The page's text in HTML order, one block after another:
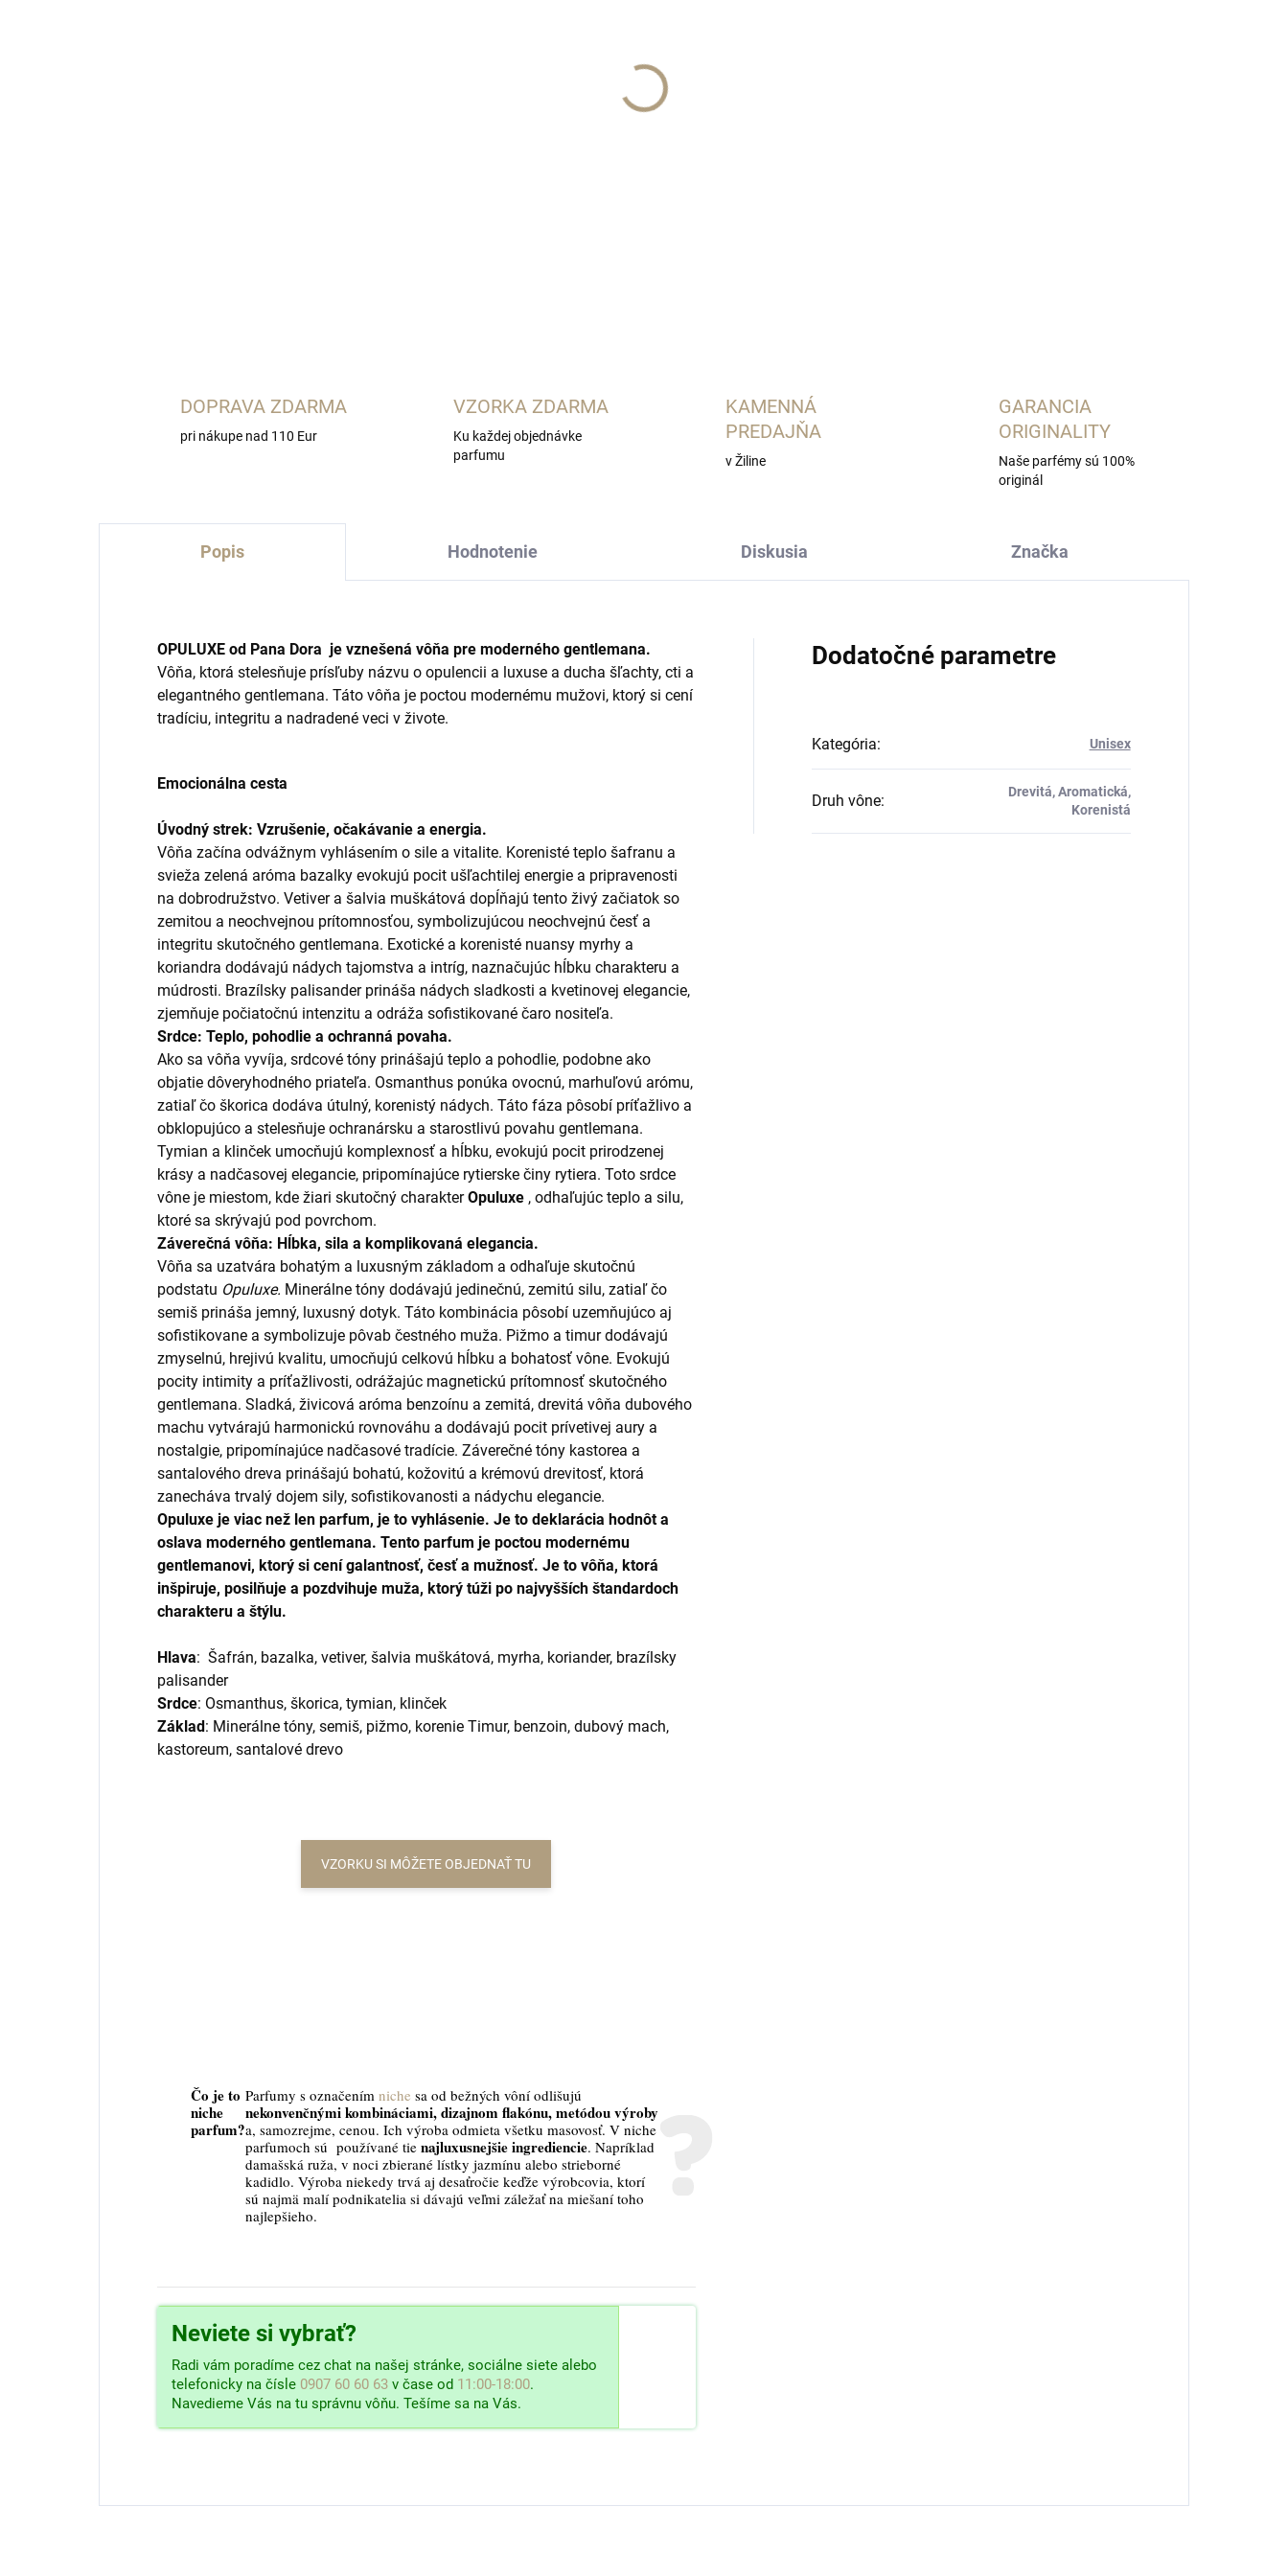
DETAILNÉ INFORMÁCIE
DOPRAVA ZDARMA
pri nákupe nad 110 Eur
VZORKA ZDARMA
Ku každej objednávke
parfumu
KAMENNÁ
PREDAJŇA
v Žiline
GARANCIA
ORIGINALITY
Naše parfémy sú 100%
originál
Popis Hodnotenie Diskusia Značka
OPULUXE od Pana Dora je vznešená vôňa pre moderného gentlemana.
Vôňa, ktorá stelesňuje prísľuby názvu o opulencii a luxuse a ducha šľachty, cti a
elegantného gentlemana. Táto vôňa je poctou modernému mužovi, ktorý si cení
tradíciu, integritu a nadradené veci v živote.
Emocionálna cesta
Úvodný strek: Vzrušenie, očakávanie a energia.
Vôňa začína odvážnym vyhlásením o sile a vitalite. Korenisté teplo šafranu a
svieža zelená aróma bazalky evokujú pocit ušľachtilej energie a pripravenosti
na dobrodružstvo. Vetiver a šalvia muškátová dopĺňajú tento živý začiatok so
zemitou a neochvejnou prítomnosťou, symbolizujúcou neochvejnú česť a
integritu skutočného gentlemana. Exotické a korenisté nuansy myrhy a
koriandra dodávajú nádych tajomstva a intríg, naznačujúc hĺbku charakteru a
múdrosti. Brazílsky palisander prináša nádych sladkosti a kvetinovej elegancie,
zjemňuje počiatočnú intenzitu a odráža sofistikované čaro nositeľa.
Srdce: Teplo, pohodlie a ochranná povaha.
Ako sa vôňa vyvíja, srdcové tóny prinášajú teplo a pohodlie, podobne ako
objatie dôveryhodného priateľa. Osmanthus ponúka ovocnú, marhuľovú arómu,
zatiaľ čo škorica dodáva útulný, korenistý nádych. Táto fáza pôsobí príťažlivo a
obklopujúco a stelesňuje ochranársku a starostlivú povahu gentlemana.
Tymian a klinček umocňujú komplexnosť a hĺbku, evokujú pocit prirodzenej
krásy a nadčasovej elegancie, pripomínajúce rytierske činy rytiera. Toto srdce
vône je miestom, kde žiari skutočný charakter Opuluxe , odhaľujúc teplo a silu,
ktoré sa skrývajú pod povrchom.
Záverečná vôňa: Hĺbka, sila a komplikovaná elegancia.
Vôňa sa uzatvára bohatým a luxusným základom a odhaľuje skutočnú
podstatu Opuluxe. Minerálne tóny dodávajú jedinečnú, zemitú silu, zatiaľ čo
semiš prináša jemný, luxusný dotyk. Táto kombinácia pôsobí uzemňujúco aj
sofistikovane a symbolizuje pôvab čestného muža. Pižmo a timur dodávajú
zmyselnú, hrejivú kvalitu, umocňujú celkovú hĺbku a bohatosť vône. Evokujú
pocity intimity a príťažlivosti, odrážajúc magnetickú prítomnosť skutočného
gentlemana. Sladká, živicová aróma benzoínu a zemitá, drevitá vôňa dubového
machu vytvárajú harmonickú rovnováhu a dodávajú pocit prívetivej aury a
nostalgie, pripomínajúce nadčasové tradície. Záverečné tóny kastorea a
santalového dreva prinášajú bohatú, kožovitú a krémovú drevitosť, ktorá
zanecháva trvalý dojem sily, sofistikovanosti a nádychu elegancie.
Opuluxe je viac než len parfum, je to vyhlásenie. Je to deklarácia hodnôt a
oslava moderného gentlemana. Tento parfum je poctou modernému
gentlemanovi, ktorý si cení galantnosť, česť a mužnosť. Je to vôňa, ktorá
inšpiruje, posilňuje a pozdvihuje muža, ktorý túži po najvyšších štandardoch
charakteru a štýlu.
Hlava: Šafrán, bazalka, vetiver, šalvia muškátová, myrha, koriander, brazílsky
palisander
Srdce: Osmanthus, škorica, tymian, klinček
Základ : Minerálne tóny, semiš, pižmo, korenie Timur, benzoin, dubový mach,
kastoreum, santalové drevo
VZORKU SI MÔŽETE OBJEDNAŤ TU
Čo je to
niche
parfum?
Parfumy s označením niche sa od bežných vôní odlišujú
nekonvenčnými kombináciami, dizajnom flakónu, metódou výroby
a, samozrejme, cenou. Ich výroba odmieta všetku masovosť. V niche
parfumoch sú používané tie najluxusnejšie ingrediencie. Napríklad
damašská ruža, v noci zbierané lístky jazmínu alebo strieborné
kadidlo. Výroba niekedy trvá aj desaťročie keďže výrobcovia, ktorí
sú najmä malí podnikatelia si dávajú veľmi záležať na miešaní toho
najlepšieho.
Neviete si vybrať?
Radi vám poradíme cez chat na našej stránke, sociálne siete alebo
telefonicky na čísle 0907 60 60 63 v čase od 11:00-18:00.
Navedieme Vás na tu správnu vôňu. Tešíme sa na Vás.
Dodatočné parametre
Kategória: Unisex
Druh vône:
Drevitá, Aromatická,
Korenistá